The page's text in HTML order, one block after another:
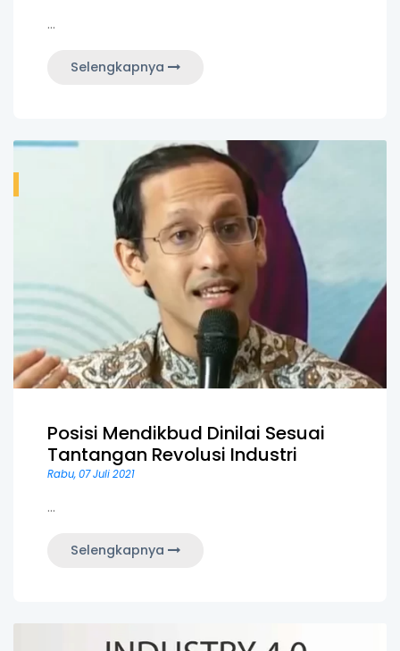
...
Selengkapnya
Posisi Mendikbud Dinilai Sesuai
Tantangan Revolusi Industri
Rabu, 07 Juli 2021
...
Selengkapnya